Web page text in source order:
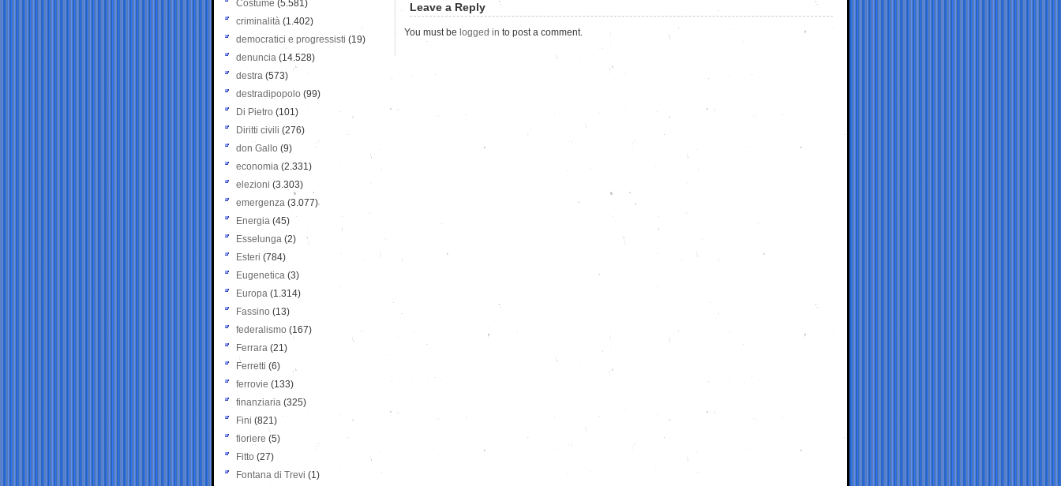
Leave a Reply
You must be logged in to post a comment.
Costume (5.581)
criminalità (1.402)
democratici e progressisti (19)
denuncia (14.528)
destra (573)
destradipopolo (99)
Di Pietro (101)
Diritti civili (276)
don Gallo (9)
economia (2.331)
elezioni (3.303)
emergenza (3.077)
Energia (45)
Esselunga (2)
Esteri (784)
Eugenetica (3)
Europa (1.314)
Fassino (13)
federalismo (167)
Ferrara (21)
Ferretti (6)
ferrovie (133)
finanziaria (325)
Fini (821)
fioriere (5)
Fitto (27)
Fontana di Trevi (1)